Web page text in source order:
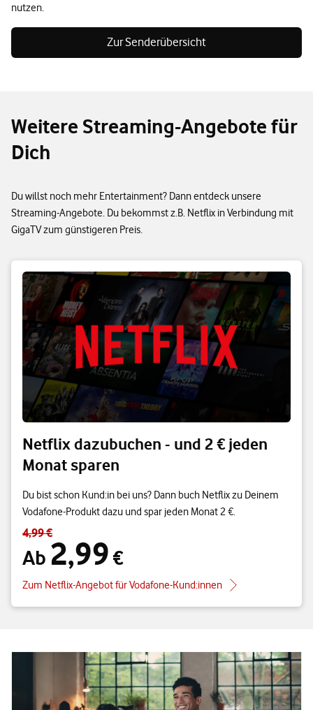
nutzen.
Zur Senderübersicht
Weitere Streaming-Angebote für
Dich
Du willst noch mehr Entertainment? Dann entdeck unsere
Streaming-Angebote. Du bekommst z.B. Netflix in Verbindung mit
GigaTV zum günstigeren Preis.
Netflix dazubuchen - und 2 € jeden
Monat sparen
Du bist schon Kund:in bei uns? Dann buch Netflix zu Deinem
Vodafone-Produkt dazu und spar jeden Monat 2 €.
Standardpreis 4,99 € – Angebotspreis Ab 2,99 €
4,99 €
Ab 2,99 €
Zum Netflix-Angebot für Vodafone-Kund:innen